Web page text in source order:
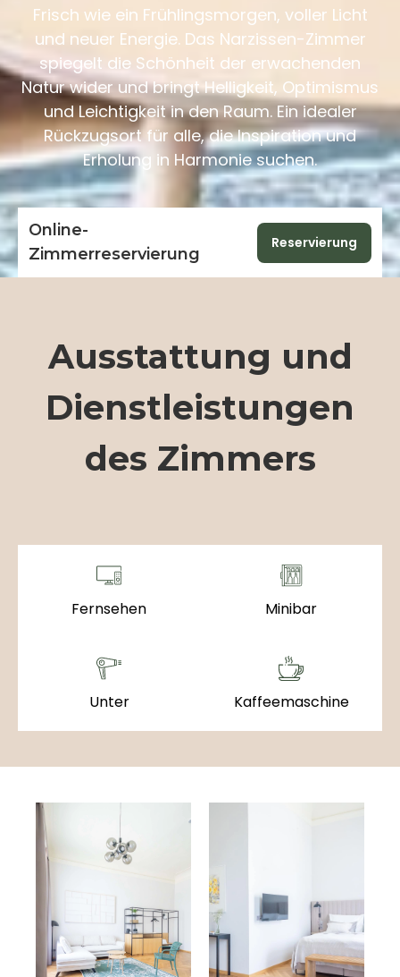
Frisch wie ein Frühlingsmorgen, voller Licht
und neuer Energie. Das Narzissen-Zimmer
spiegelt die Schönheit der erwachenden
Natur wider und bringt Helligkeit, Optimismus
und Leichtigkeit in den Raum. Ein idealer
Rückzugsort für alle, die Inspiration und
Erholung in Harmonie suchen.
Online-
Zimmerreservierung
Reservierung
Ausstattung und
Dienstleistungen
des Zimmers
Fernsehen Minibar
Unter Kaffeemaschine